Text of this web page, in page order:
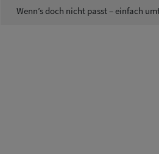
Wenn’s doch nicht passt – einfach